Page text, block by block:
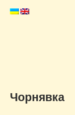
Чорнявка